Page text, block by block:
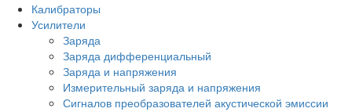
Калибраторы
Усилители
Заряда
Заряда дифференциальный
Заряда и напряжения
Измерительный заряда и напряжения
Сигналов преобразователей акустической эмиссии